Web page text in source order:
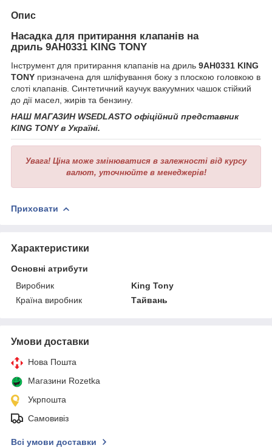
Опис
Насадка для притирання клапанів на
дриль 9AH0331 KING TONY
Інструмент для притирання клапанів на дриль 9AH0331 KING
TONY призначена для шліфування боку з плоскою головкою в
слоті клапанів. Синтетичний каучук вакуумних чашок стійкий
до дії масел, жирів та бензину.
НАШ МАГАЗИН WSEDLASTO офіційний представник
KING TONYв Україні.
Увага! Ціна може змінюватися в залежності від курсу
валют, уточнюйте в менеджерів!
Приховати
Характеристики
Основні атрибути
Виробник
King Tony
Країна виробник
Тайвань
Умови доставки
Нова Пошта
Магазини Rozetka
Укрпошта
Самовивіз
Всі умови доставки